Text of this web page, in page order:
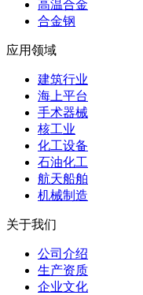
高温合金
合金钢
应用领域
建筑行业
海上平台
手术器械
核工业
化工设备
石油化工
航天船舶
机械制造
关于我们
公司介绍
生产资质
企业文化